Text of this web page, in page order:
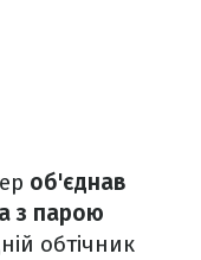
об'єднав
з парою
обтічник